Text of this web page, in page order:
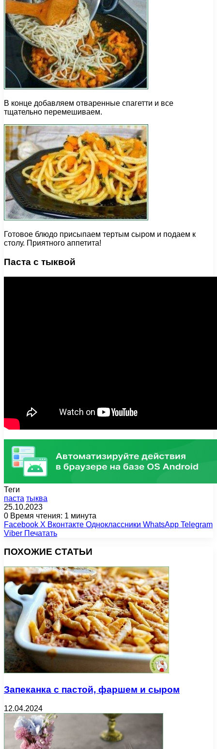
В конце добавляем отваренные спагетти и все
тщательно перемешиваем.
Готовое блюдо присыпаем тертым сыром и подаем к
столу. Приятного аппетита!
Паста с тыквой
Теги
паста тыква
25.10.2023
0 Время чтения: 1 минута
Facebook X Вконтакте Одноклассники WhatsApp Telegram
Viber Печатать
ПОХОЖИЕ СТАТЬИ
Запеканка с пастой, фаршем и сыром
12.04.2024